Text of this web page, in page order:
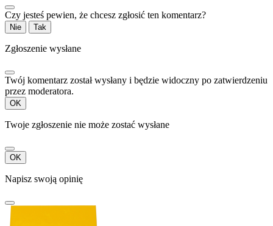
Czy jesteś pewien, że chcesz zgłosić ten komentarz?
Nie Tak
Zgłoszenie wysłane
Twój komentarz został wysłany i będzie widoczny po zatwierdzeniu
przez moderatora.
OK
Twoje zgłoszenie nie może zostać wysłane
OK
Napisz swoją opinię